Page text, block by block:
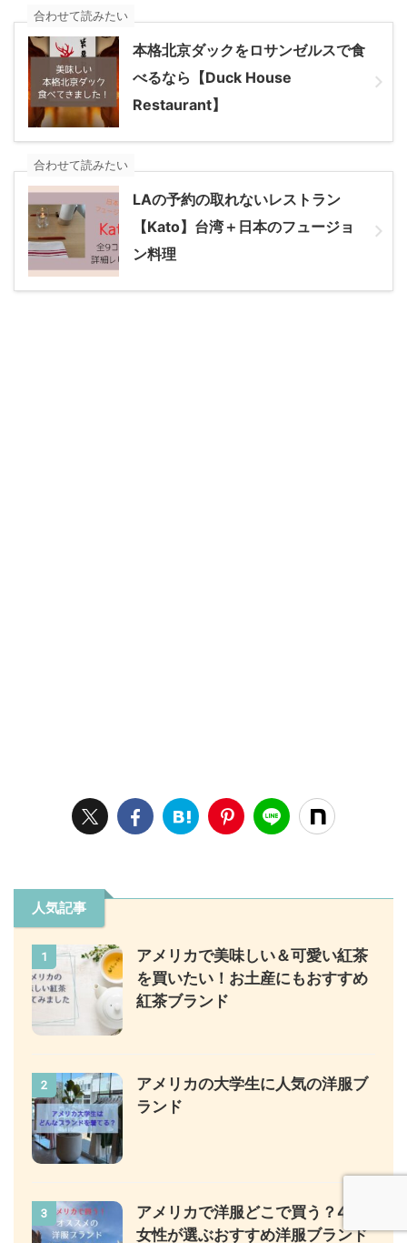
本格北京ダックをロサンゼルスで食
べるなら【Duck House
Restaurant】
合わせて読みたい
LAの予約の取れないレストラン
【Kato】台湾＋日本のフュージョ
ン料理
合わせて読みたい
人気記事
1
アメリカで美味しい＆可愛い紅茶
を買いたい！お土産にもおすすめ
紅茶ブランド
2
アメリカの大学生に人気の洋服ブ
ランド
3
アメリカで洋服どこで買う？40代
女性が選ぶおすすめ洋服ブランド